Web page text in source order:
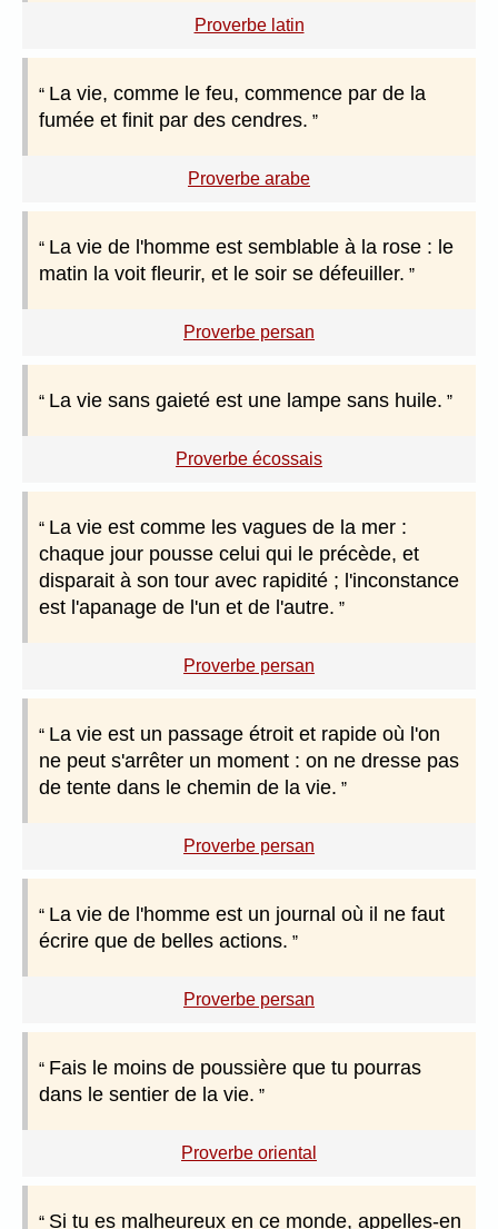
Proverbe latin
La vie, comme le feu, commence par de la
fumée et finit par des cendres.
Proverbe arabe
La vie de l'homme est semblable à la rose : le
matin la voit fleurir, et le soir se défeuiller.
Proverbe persan
La vie sans gaieté est une lampe sans huile.
Proverbe écossais
La vie est comme les vagues de la mer :
chaque jour pousse celui qui le précède, et
disparait à son tour avec rapidité ; l'inconstance
est l'apanage de l'un et de l'autre.
Proverbe persan
La vie est un passage étroit et rapide où l'on
ne peut s'arrêter un moment : on ne dresse pas
de tente dans le chemin de la vie.
Proverbe persan
La vie de l'homme est un journal où il ne faut
écrire que de belles actions.
Proverbe persan
Fais le moins de poussière que tu pourras
dans le sentier de la vie.
Proverbe oriental
Si tu es malheureux en ce monde, appelles-en